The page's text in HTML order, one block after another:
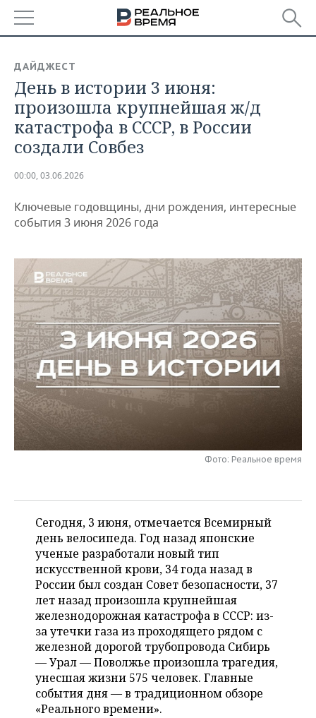
БАШКОРТОСТАН
ТАТАРСТАН
УДМУРТИЯ
НОВОСТИ
АНАЛИТИКА
НОВОСТИ АНАЛИТИКИ
ДЕКЛАРАЦИИ О ДОХОДАХ
КОРОЛИ ГОСЗАКАЗА ПФО
КОМУ ПРИНАДЛЕЖАТ
ТОРГОВЫЕ ЦЕНТРЫ
ТАТАРСТАНА
ЭКОНОМИКА
НОВОСТИ ЭКОНОМИКИ
ФИНАНСЫ
БЮДЖЕТ
ИНВЕСТИЦИИ
ПРОМЫШЛЕННОСТЬ
НОВОСТИ
ПРОМЫШЛЕННОСТИ
АГРОПРОМ
МАШИНОСТРОЕНИЕ
НЕФТЕХИМИЯ
НЕФТЬ
ОПК
ЭНЕРГЕТИКА
НЕДВИЖИМОСТЬ
НОВОСТИ АВТО
БИЗНЕС
НОВОСТИ БИЗНЕСА
РОЗНИЧНАЯ ТОРГОВЛЯ
ТРАНСПОРТ
УСЛУГИ
ТЕХНОЛОГИИ
НОВОСТИ ТЕХНОЛОГИЙ
IT
МЕДИА
ТЕЛЕКОММУНИКАЦИИ
МЕРОПРИЯТИЯ
НОВОСТИ МЕРОПРИЯТИЙ
ВЫЕЗДНАЯ РЕДАКЦИЯ
БИЗНЕС-БРАНЧИ
ОТКРЫТАЯ ЛЕКЦИЯ
СПОРТ
НОВОСТИ СПОРТА
ФУТБОЛ
БАСКЕТБОЛ
ВОЛЕЙБОЛ
КИБЕРСПОРТ
ФИГУРНОЕ КАТАНИЕ
ВОДНЫЕ ВИДЫ СПОРТА
ХОККЕЙ С МЯЧОМ
ОБЩЕСТВО
НОВОСТИ ОБЩЕСТВА
ИНФРАСТРУКТУРА
ИСТОРИЯ
КУЛЬТУРА
МЕДИЦИНА
ОБРАЗОВАНИЕ
ПРОИСШЕСТВИЯ
ФОТОГАЛЕРЕЯ
СПИСОК ПЕРСОН
СПИСОК КОМПАНИЙ
ПОЛНАЯ ВЕРСИЯ
ДАЙДЖЕСТ
День в истории 3 июня:
произошла крупнейшая ж/д
катастрофа в СССР, в России
создали Совбез
00:00, 03.06.2026
Ключевые годовщины, дни рождения, интересные
события 3 июня 2026 года
Фото: Реальное время
Сегодня, 3 июня, отмечается Всемирный
день велосипеда. Год назад японские
ученые разработали новый тип
искусственной крови, 34 года назад в
России был создан Совет безопасности, 37
лет назад произошла крупнейшая
железнодорожная катастрофа в СССР: из-
за утечки газа из проходящего рядом с
железной дорогой трубопровода Сибирь
— Урал — Поволжье произошла трагедия,
унесшая жизни 575 человек. Главные
события дня — в традиционном обзоре
«Реального времени».